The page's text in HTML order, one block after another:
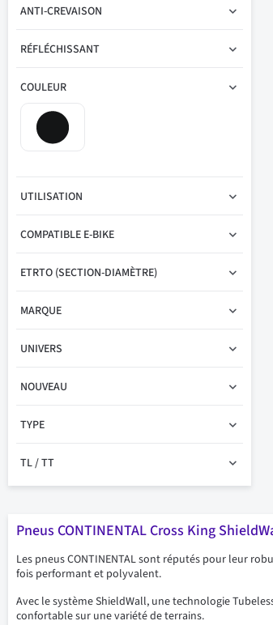
ANTI-CREVAISON
RÉFLÉCHISSANT
COULEUR
UTILISATION
COMPATIBLE E-BIKE
ETRTO (SECTION-DIAMÈTRE)
MARQUE
UNIVERS
NOUVEAU
TYPE
TL / TT
Pneus CONTINENTAL Cross King
Les pneus CONTINENTAL sont réputés pour leur
fois performant et polyvalent.
Avec le système ShieldWall, une technologie
confortable sur une variété de terrains.